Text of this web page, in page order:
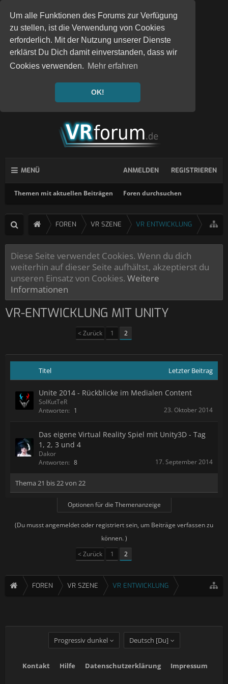
Um alle Funktionen des Forums zur Verfügung
zu stellen, ist die Verwendung von Cookies
erforderlich. Mit der Nutzung unserer Dienste
erklärst Du Dich damit einverstanden, dass wir
Cookies verwenden. Mehr erfahren
OK!
MENÜ
Themen mit aktuellen Beiträgen Foren durchsuchen
ANMELDEN REGISTRIEREN
FOREN VR SZENE VR ENTWICKLUNG
Diese Seite verwendet Cookies. Wenn du dich
weiterhin auf dieser Seite aufhältst, akzeptierst du
unseren Einsatz von Cookies. Weitere
Informationen
VR-ENTWICKLUNG MIT UNITY
< Zurück 1 2
Titel Letzter Beitrag
Unite 2014 - Rückblicke im Medialen Content
SolKutTeR
Antworten: 1 23. Oktober 2014
Das eigene Virtual Reality Spiel mit Unity3D - Tag
1, 2, 3 und 4
Dakor
Antworten: 8 17. September 2014
Thema 21 bis 22 von 22
Optionen für die Themenanzeige
(Du musst angemeldet oder registriert sein, um Beiträge verfassen zu
können. )
< Zurück
1 2
FOREN VR SZENE VR ENTWICKLUNG
Progressiv dunkel Deutsch [Du]
Kontakt Hilfe Datenschutzerklärung Impressum